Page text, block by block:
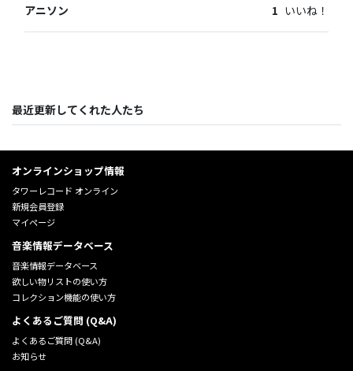
アニソン
1 いいね！
最近更新してくれた人たち
オンラインショップ情報
タワーレコード オンライン
新規会員登録
マイページ
音楽情報データベース
音楽情報データベース
欲しい物リストの使い方
コレクション機能の使い方
よくあるご質問 (Q&A)
よくあるご質問 (Q&A)
お知らせ